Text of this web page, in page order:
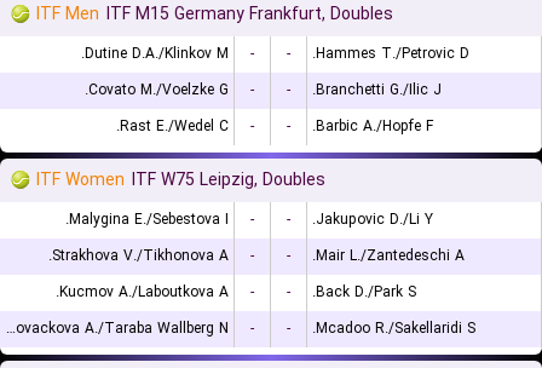
ITF Men ITF M15 Germany Frankfurt, Doubles
Dutine D.A./Klinkov M. - -
Hammes T./Petrovic D.
Covato M./Voelzke G.
- -
Branchetti G./Ilic J.
Rast E./Wedel C.
- - Barbic A./Hopfe F.
ITF Women ITF W75 Leipzig, Doubles
Malygina E./Sebestova I. - -
Jakupovic D./Li Y.
Strakhova V./Tikhonova A.
- -
Mair L./Zantedeschi A.
Kucmov A./Laboutkova A.
- -
Back D./Park S.
Kovackova A./Taraba Wallberg N.
- - Mcadoo R./Sakellaridi S.